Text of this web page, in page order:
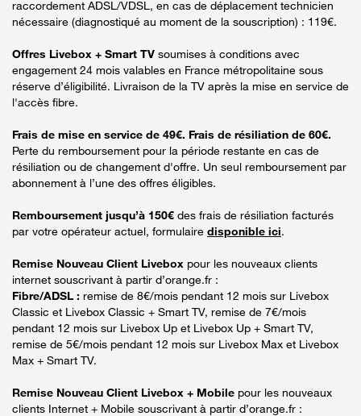
raccordement ADSL/VDSL, en cas de déplacement technicien
nécessaire (diagnostiqué au moment de la souscription) : 119€.
Offres Livebox + Smart TV soumises à conditions avec
engagement 24 mois valables en France métropolitaine sous
réserve d’éligibilité. Livraison de la TV après la mise en service de
l'accès fibre.
Frais de mise en service de 49€. Frais de résiliation de 60€.
Perte du remboursement pour la période restante en cas de
résiliation ou de changement d'offre. Un seul remboursement par
abonnement à l’une des offres éligibles.
Remboursement jusqu’à 150€ des frais de résiliation facturés
par votre opérateur actuel, formulaire disponible ici.
Remise Nouveau Client Livebox pour les nouveaux clients
internet souscrivant à partir d’orange.fr :
Fibre/ADSL : remise de 8€/mois pendant 12 mois sur Livebox
Classic et Livebox Classic + Smart TV, remise de 7€/mois
pendant 12 mois sur Livebox Up et Livebox Up + Smart TV,
remise de 5€/mois pendant 12 mois sur Livebox Max et Livebox
Max + Smart TV.
Remise Nouveau Client Livebox + Mobile pour les nouveaux
clients Internet + Mobile souscrivant à partir d’orange.fr :